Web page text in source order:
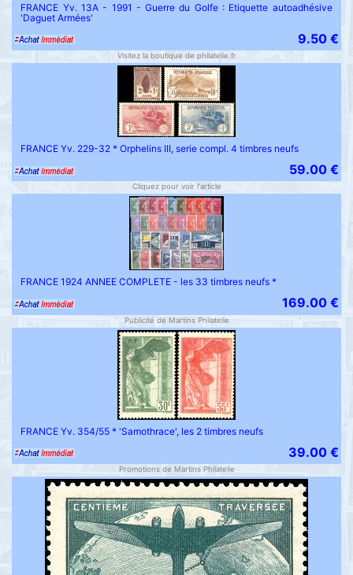
FRANCE Yv. 13A - 1991 - Guerre du Golfe : Etiquette autoadhésive
'Daguet Armées'
9.50 €
Visitez la boutique de philatelie.fr
FRANCE Yv. 229-32 * Orphelins III, serie compl. 4 timbres neufs
59.00 €
Cliquez pour voir l'article
FRANCE 1924 ANNEE COMPLETE - les 33 timbres neufs *
169.00 €
Publicité de Martins Philatelie
FRANCE Yv. 354/55 * 'Samothrace', les 2 timbres neufs
39.00 €
Promotions de Martins Philatelie